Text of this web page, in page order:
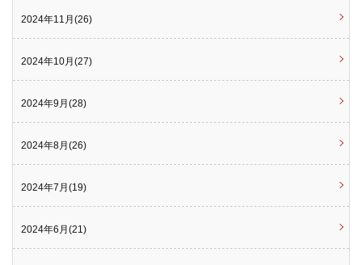
2024年11月(26)
2024年10月(27)
2024年9月(28)
2024年8月(26)
2024年7月(19)
2024年6月(21)